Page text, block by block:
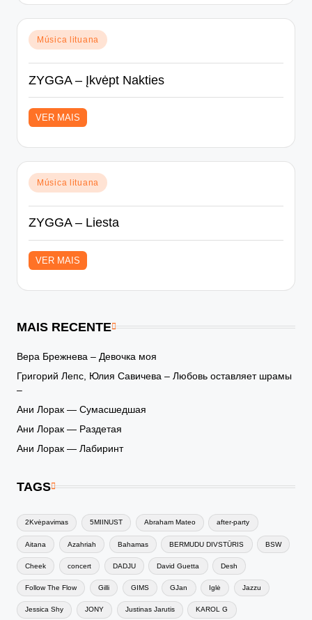
Posted
in
Música lituana
ZYGGA – Įkvėpt Nakties
VER MAIS
Posted
in
Música lituana
ZYGGA – Liesta
VER MAIS
MAIS RECENTE
Вера Брежнева – Девочка моя
Григорий Лепс, Юлия Савичева – Любовь оставляет шрамы
–
Ани Лорак — Сумасшедшая
Ани Лорак — Раздетая
Ани Лорак — Лабиринт
TAGS
2Kvėpavimas 5MIINUST Abraham Mateo after-party
Aitana Azahriah Bahamas BERMUDU DIVSTŪRIS BSW
Cheek concert DADJU David Guetta Desh
Follow The Flow Gilli GIMS GJan Iglė Jazzu
Jessica Shy JONY Justinas Jarutis KAROL G